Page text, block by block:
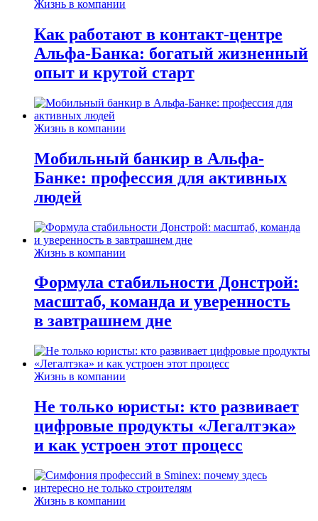
Жизнь в компании
Как работают в контакт-центре
Альфа-Банка: богатый жизненный
опыт и крутой старт
Жизнь в компании
Мобильный банкир в Альфа-
Банке: профессия для активных
людей
Жизнь в компании
Формула стабильности Донстрой:
масштаб, команда и уверенность
в завтрашнем дне
Жизнь в компании
Не только юристы: кто развивает
цифровые продукты «Легалтэка»
и как устроен этот процесс
Жизнь в компании